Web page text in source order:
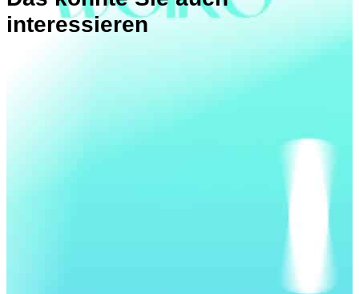
interessieren